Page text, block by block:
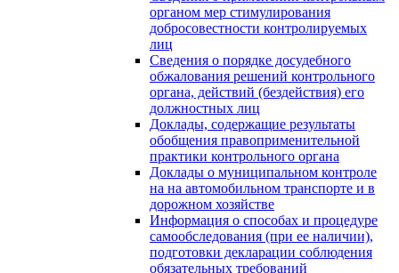
органом мер стимулирования
добросовестности контролируемых
лиц
Сведения о порядке досудебного
обжалования решений контрольного
органа, действий (бездействия) его
должностных лиц
Доклады, содержащие результаты
обобщения правоприменительной
практики контрольного органа
Доклады о муниципальном контроле
на на автомобильном транспорте и в
дорожном хозяйстве
Информация о способах и процедуре
самообследования (при ее наличии),
подготовки декларации соблюдения
обязательных требований